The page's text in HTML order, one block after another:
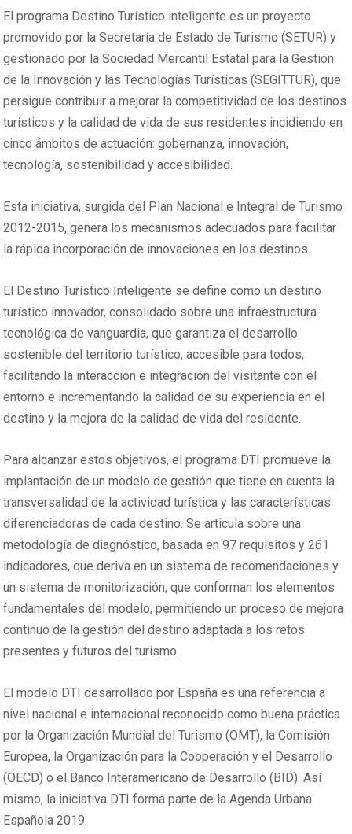
El programa Destino Turístico inteligente es un proyecto
promovido por la Secretaría de Estado de Turismo (SETUR) y
gestionado por la Sociedad Mercantil Estatal para la Gestión
de la Innovación y las Tecnologías Turísticas (SEGITTUR), que
persigue contribuir a mejorar la competitividad de los destinos
turísticos y la calidad de vida de sus residentes incidiendo en
cinco ámbitos de actuación: gobernanza, innovación,
tecnología, sostenibilidad y accesibilidad.
Esta iniciativa, surgida del Plan Nacional e Integral de Turismo
2012-2015, genera los mecanismos adecuados para facilitar
la rápida incorporación de innovaciones en los destinos.
El Destino Turístico Inteligente se define como un destino
turístico innovador, consolidado sobre una infraestructura
tecnológica de vanguardia, que garantiza el desarrollo
sostenible del territorio turístico, accesible para todos,
facilitando la interacción e integración del visitante con el
entorno e incrementando la calidad de su experiencia en el
destino y la mejora de la calidad de vida del residente.
Para alcanzar estos objetivos, el programa DTI promueve la
implantación de un modelo de gestión que tiene en cuenta la
transversalidad de la actividad turística y las características
diferenciadoras de cada destino. Se articula sobre una
metodología de diagnóstico, basada en 97 requisitos y 261
indicadores, que deriva en un sistema de recomendaciones y
un sistema de monitorización, que conforman los elementos
fundamentales del modelo, permitiendo un proceso de mejora
continuo de la gestión del destino adaptada a los retos
presentes y futuros del turismo.
El modelo DTI desarrollado por España es una referencia a
nivel nacional e internacional reconocido como buena práctica
por la Organización Mundial del Turismo (OMT), la Comisión
Europea, la Organización para la Cooperación y el Desarrollo
(OECD) o el Banco Interamericano de Desarrollo (BID). Así
mismo, la iniciativa DTI forma parte de la Agenda Urbana
Española 2019.